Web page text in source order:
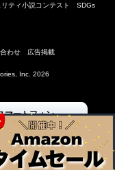
ティ小説コンテスト SDGs
わせ 広告掲載
Inc. 2026
マートフォン